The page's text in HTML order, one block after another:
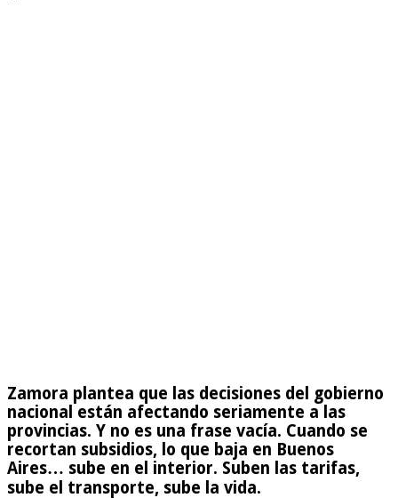
Zamora plantea que las decisiones del gobierno
nacional están afectando seriamente a las
provincias. Y no es una frase vacía. Cuando se
recortan subsidios, lo que baja en Buenos
Aires… sube en el interior. Suben las tarifas,
sube el transporte, sube la vida.